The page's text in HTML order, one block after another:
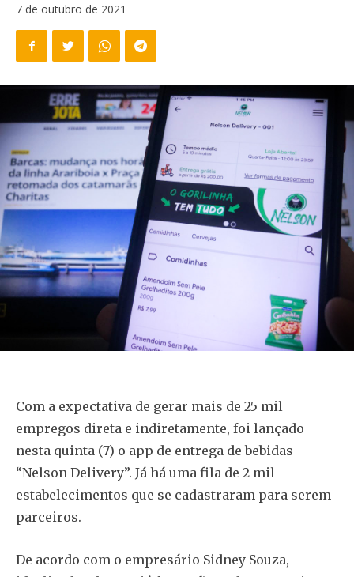
7 de outubro de 2021
Com a expectativa de gerar mais de 25 mil
empregos direta e indiretamente, foi lançado
nesta quinta (7) o app de entrega de bebidas
“Nelson Delivery”. Já há uma fila de 2 mil
estabelecimentos que se cadastraram para serem
parceiros.
De acordo com o empresário Sidney Souza,